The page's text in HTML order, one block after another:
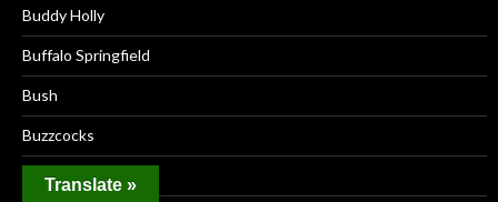
Buddy Holly
Buffalo Springfield
Bush
Buzzcocks
Cake
Translate »